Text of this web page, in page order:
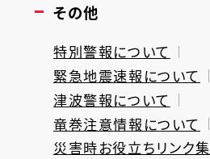
その他
特別警報について
緊急地震速報について
津波警報について
竜巻注意情報について
災害時お役立ちリンク集